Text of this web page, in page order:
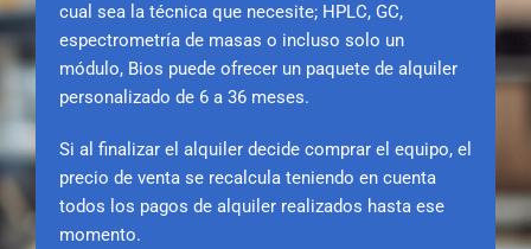
cual sea la técnica que necesite; HPLC, GC,
espectrometría de masas o incluso solo un
módulo, Bios puede ofrecer un paquete de alquiler
personalizado de 6 a 36 meses.
Si al finalizar el alquiler decide comprar el equipo, el
precio de venta se recalcula teniendo en cuenta
todos los pagos de alquiler realizados hasta ese
momento.